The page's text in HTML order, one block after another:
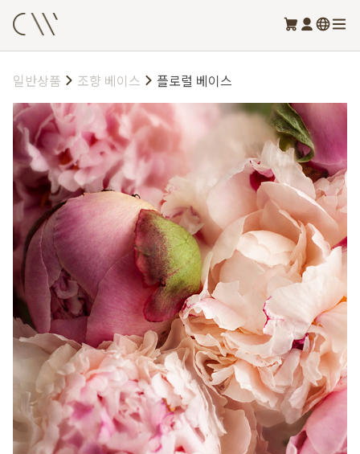
일반상품 조향 베이스 플로럴 베이스